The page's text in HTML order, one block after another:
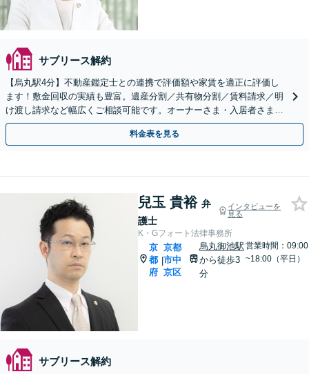
サブリース解約
【烏丸駅4分】不動産鑑定士との連携で評価額や家賃を適正に評価し
ます！敷金回収の実績も豊富。遺産分割／共有物分割／賃料請求／明
け渡し請求など幅広くご相談可能です。オーナーさま・入居者さまか
らのご依頼多数【Web面談可】【初回相談無料】
料金表を見る
兒玉 貴裕 弁
護士
インタビューを
見る
K・Gフォート法律事務所
京
都
府
|
京都
市中
京区
烏丸御池駅
から徒歩3
分
営業時間：09:00
~18:00（平日）
サブリース解約